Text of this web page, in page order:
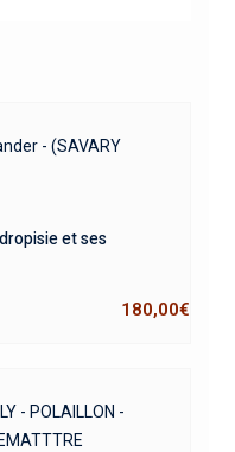
- (SAVARY
et ses
180,00€
- POLAILLON -